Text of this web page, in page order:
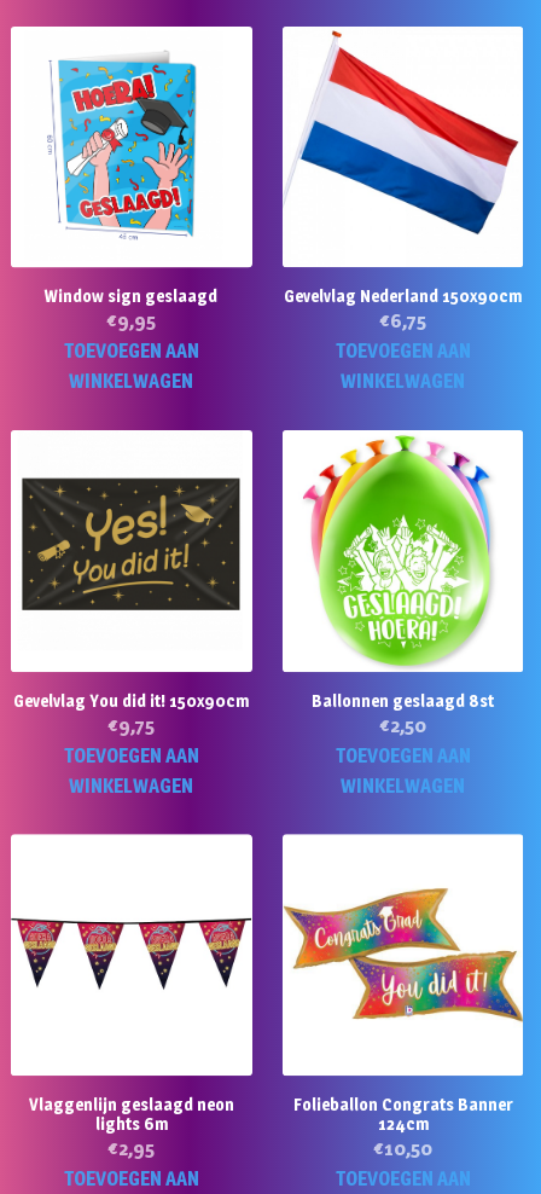
Window sign geslaagd
€9,95
TOEVOEGEN AAN
WINKELWAGEN
Gevelvlag Nederland 150x90cm
€6,75
TOEVOEGEN AAN
WINKELWAGEN
Gevelvlag You did it! 150x90cm
€9,75
TOEVOEGEN AAN
WINKELWAGEN
Ballonnen geslaagd 8st
€2,50
TOEVOEGEN AAN
WINKELWAGEN
Vlaggenlijn geslaagd neon
lights 6m
€2,95
TOEVOEGEN AAN
Folieballon Congrats Banner
124cm
€10,50
TOEVOEGEN AAN